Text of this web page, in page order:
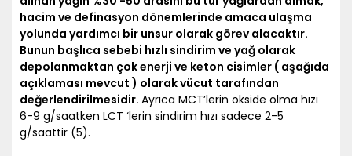
hacim ve definasyon dönemlerinde amaca ulaşma
yolunda yardımcı bir unsur olarak görev alacaktır.
Bunun başlıca sebebi hızlı sindirim ve yağ olarak
depolanmaktan çok enerji ve keton cisimler ( aşağıda
açıklaması mevcut ) olarak vücut tarafından
değerlendirilmesidir. Ayrıca MCT’lerin okside olma hızı
6-9 g/saatken LCT ‘lerin sindirim hızı sadece 2-5
g/saattir (5).